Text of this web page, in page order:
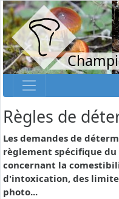
Règles de
Les demandes de
règlement spécifique
concernant la
d'intoxication, des
photo...